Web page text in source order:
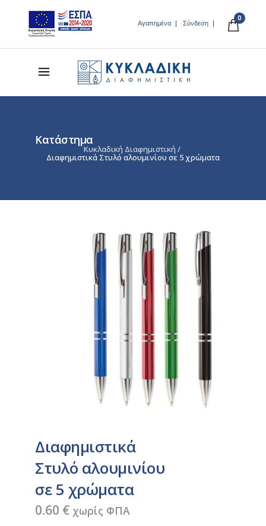
Αγαπημένα Σύνδεση
0
Κατάστημα
Κυκλαδική Διαφημιστική /
Διαφημιστικά Στυλό αλουμινίου σε 5 χρώματα
Διαφημιστικά
Στυλό αλουμινίου
σε 5 χρώματα
0.60 € χωρίς ΦΠΑ